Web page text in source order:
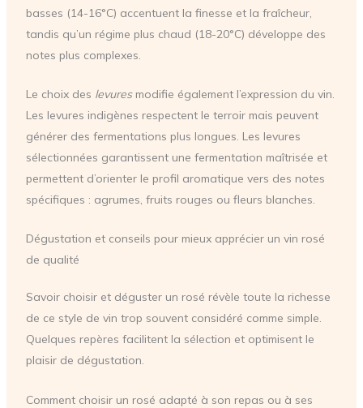
basses (14-16°C) accentuent la finesse et la fraîcheur,
tandis qu’un régime plus chaud (18-20°C) développe des
notes plus complexes.
Le choix des levuresmodifie également l’expression du vin.
Les levures indigènes respectent le terroir mais peuvent
générer des fermentations plus longues. Les levures
sélectionnées garantissent une fermentation maîtrisée et
permettent d’orienter le profil aromatique vers des notes
spécifiques : agrumes, fruits rouges ou fleurs blanches.
Dégustation et conseils pour mieux apprécier un vin rosé
de qualité
Savoir choisir et déguster un rosé révèle toute la richesse
de ce style de vin trop souvent considéré comme simple.
Quelques repères facilitent la sélection et optimisent le
plaisir de dégustation.
Comment choisir un rosé adapté à son repas ou à ses